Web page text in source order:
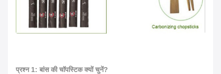
प्रश्न 1: बांस की चॉपस्टिक क्यों चुनें?